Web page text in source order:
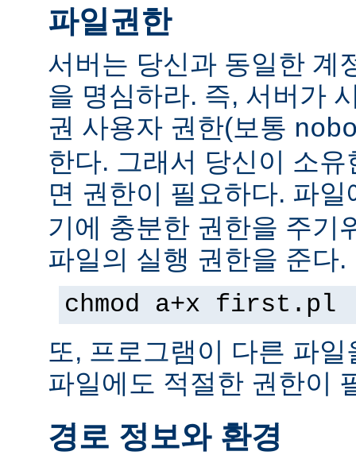
파일권한
서버는 당신과 동일한 계
을 명심하라. 즉, 서버가
권 사용자 권한(보통
한다. 그래서 당신이 소
면 권한이 필요하다. 파
기에 충분한 권한을 주기
파일의 실행 권한을 준다.
chmod a+x first.pl
또, 프로그램이 다른 파
파일에도 적절한 권한이
경로 정보와 환경